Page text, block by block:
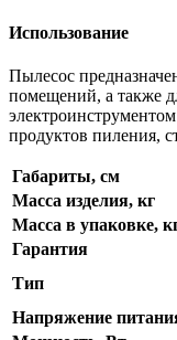
Использование
Пылесос
помещений, а также
продуктов пиления,
Габариты, см
Масса изделия, кг
Масса в упаковке,
Гарантия
Тип
Напряжение